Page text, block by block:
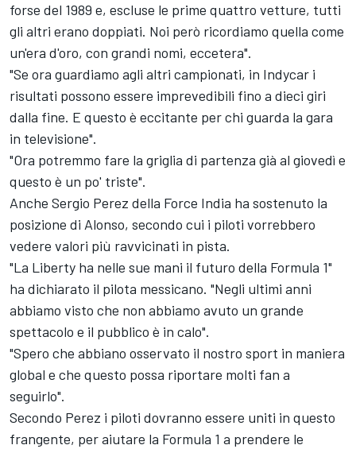
forse del 1989 e, escluse le prime quattro vetture, tutti
gli altri erano doppiati. Noi però ricordiamo quella come
un'era d'oro, con grandi nomi, eccetera".
"Se ora guardiamo agli altri campionati, in Indycar i
risultati possono essere imprevedibili fino a dieci giri
dalla fine. E questo è eccitante per chi guarda la gara
in televisione".
"Ora potremmo fare la griglia di partenza già al giovedì e
questo è un po' triste".
Anche Sergio Perez della Force India ha sostenuto la
posizione di Alonso, secondo cui i piloti vorrebbero
vedere valori più ravvicinati in pista.
"La Liberty ha nelle sue mani il futuro della Formula 1"
ha dichiarato il pilota messicano. "Negli ultimi anni
abbiamo visto che non abbiamo avuto un grande
spettacolo e il pubblico è in calo".
"Spero che abbiano osservato il nostro sport in maniera
global e che questo possa riportare molti fan a
seguirlo".
Secondo Perez i piloti dovranno essere uniti in questo
frangente, per aiutare la Formula 1 a prendere le